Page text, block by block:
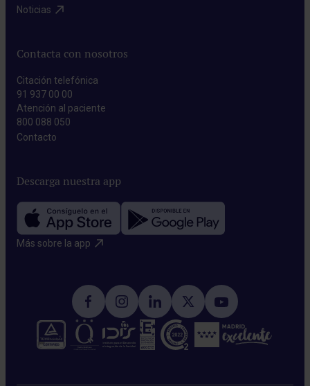
Noticias​
Contacta con nosotros
Citación telefónica
91 937 00 00
Atención al paciente
800 088 050
Contacto​
Descarga nuestra app
Más sobre la app​